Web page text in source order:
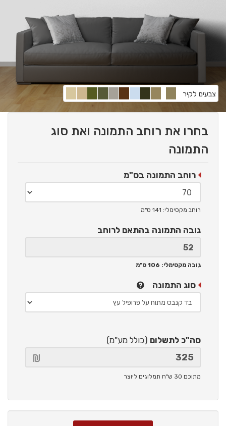
צבעים לקיר
בחרו את רוחב התמונה ואת סוג
התמונה
רוחב התמונה בס"מ
רוחב מקסימלי: 141 ס"מ
גובה התמונה בהתאם לרוחב
גובה מקסימלי: 106 ס"מ
סוג התמונה
סה"כ לתשלום (כולל מע"מ)
מתוכם 30 ש"ח תמלוגים ליוצר